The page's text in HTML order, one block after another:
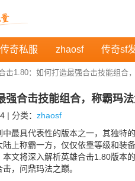
奇私服 zhaosf 传奇sf
击1.80：如何打造最强合击技能组合
强合击技能组合，称霸玛
| 分类： zhaosf
最具代表性的版本之一，其独特
上称霸一方，仅仅依靠等级和装
文将深入解析英雄合击1.80版本
，问鼎玛法之巅。